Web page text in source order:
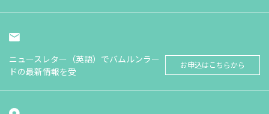
ニュースレター（英語）でバムルンラー
ドの最新情報を受
お申込はこちらから